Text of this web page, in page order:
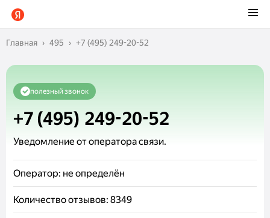
Главная 495 +7 (495) 249-20-52
полезный звонок
+7 (495) 249-20-52
Уведомление от оператора связи.
Оператор: не определён
Количество отзывов: 8349